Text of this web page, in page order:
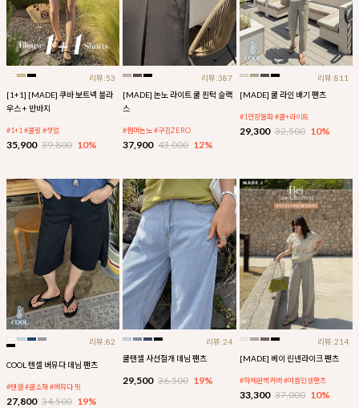
리뷰:53
[1+1] [MADE] 쿠바 보트넥 블라
우스 + 반바지
#1+1 #쿨링 #셋업
35,900 39,800 10%
리뷰:387
[MADE] 논노 라이트 쿨 핀턱 슬랙
스
#썸머논노 #구김ZERO
37,900 43,000 12%
리뷰:811
[MADE] 쿨 라인 배기 팬츠
#1만장돌파 #쿨+라이트
29,300 32,500 10%
리뷰:82
COOL 텐셀 버뮤다 데님 팬츠
#텐셀 #쿨소재 #버뮤다 핏
27,800 34,500 19%
리뷰:24
쿨텐셀 사선절개 데님 팬츠
29,500 36,500 19%
리뷰:214
[MADE] 베이 린넨라이크 팬츠
#하체완벽커버 #여름인생팬츠
33,300 37,000 10%